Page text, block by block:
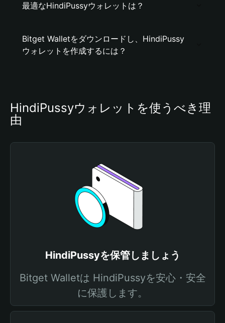
最適なHindiPussyウォレットは？
Bitget Walletをダウンロードし、HindiPussy
ウォレットを作成するには？
HindiPussyウォレットを使うべき理
由
HindiPussyを保管しましょう
Bitget Walletは HindiPussyを安心・安全
に保護します。